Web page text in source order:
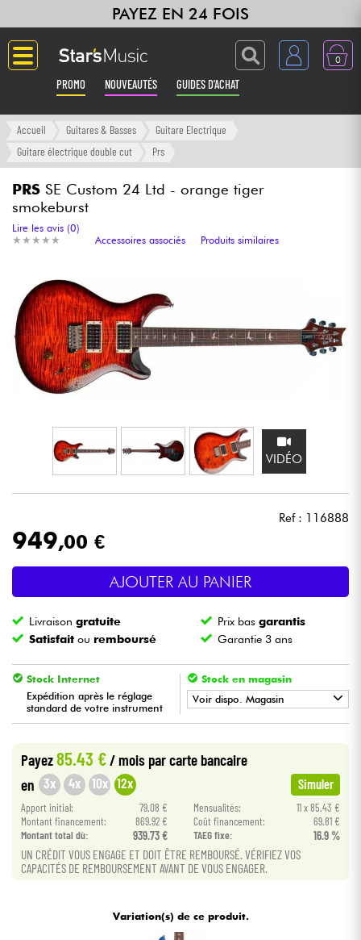
PAYEZ EN 24 FOIS
0
PROMO NOUVEAUTÉS GUIDES D'ACHAT
Langue
Amplis & Effets
Synthés & Sampleurs
Home Studio
Casques
DJ
Eclairage
Batteries & Percu
Vents
Violons & Quatuor
Eveil Musical
Câbles & Access.
HiFi
Packs
Accueil Guitares & Basses
Guitare Electrique
Guitare électrique double cut
Prs
PRS SE Custom 24 Ltd - orange tiger
smokeburst
★ ★ ★ ★ ★
★ ★ ★ ★ ★
Lire les avis (0)
Accessoires associés
Produits similaires
VIDÉO
Ref : 116888
949,00 €
AJOUTER AU PANIER
Livraisongratuite Prix basgarantis
Satisfait ou remboursé Garantie 3 ans
Stock Internet
Expédition après le réglage
standard de votre instrument
Stock en magasin
Voir dispo. Magasin
•
Payez 85.43 €/ mois par carte bancaire
en 3x 4x 10x 12x Simuler
Apport initial: 79.08 € Mensualités:
11 x 85.43 €
Montant financement:
869.92 € Coût financement:
69.81 €
Montant total dù:
939.73 € TAEG fixe: 16.9 %
UN CRÉDIT VOUS ENGAGE ET DOIT ÊTRE REMBOURSÉ. VÉRIFIEZ VOS
CAPACITÉS DE REMBOURSEMENT AVANT DE VOUS ENGAGER.
Variation(s) de ce produit.